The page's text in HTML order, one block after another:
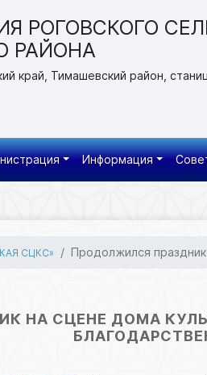
РОГОВСКОГО
РАЙОНА
край, Тимашевский район,
Информация
СЦКС» Продолжился праздник
НА СЦЕНЕ ДОМА